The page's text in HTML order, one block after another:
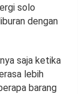
solo
dengan
saja ketika
lebih
barang